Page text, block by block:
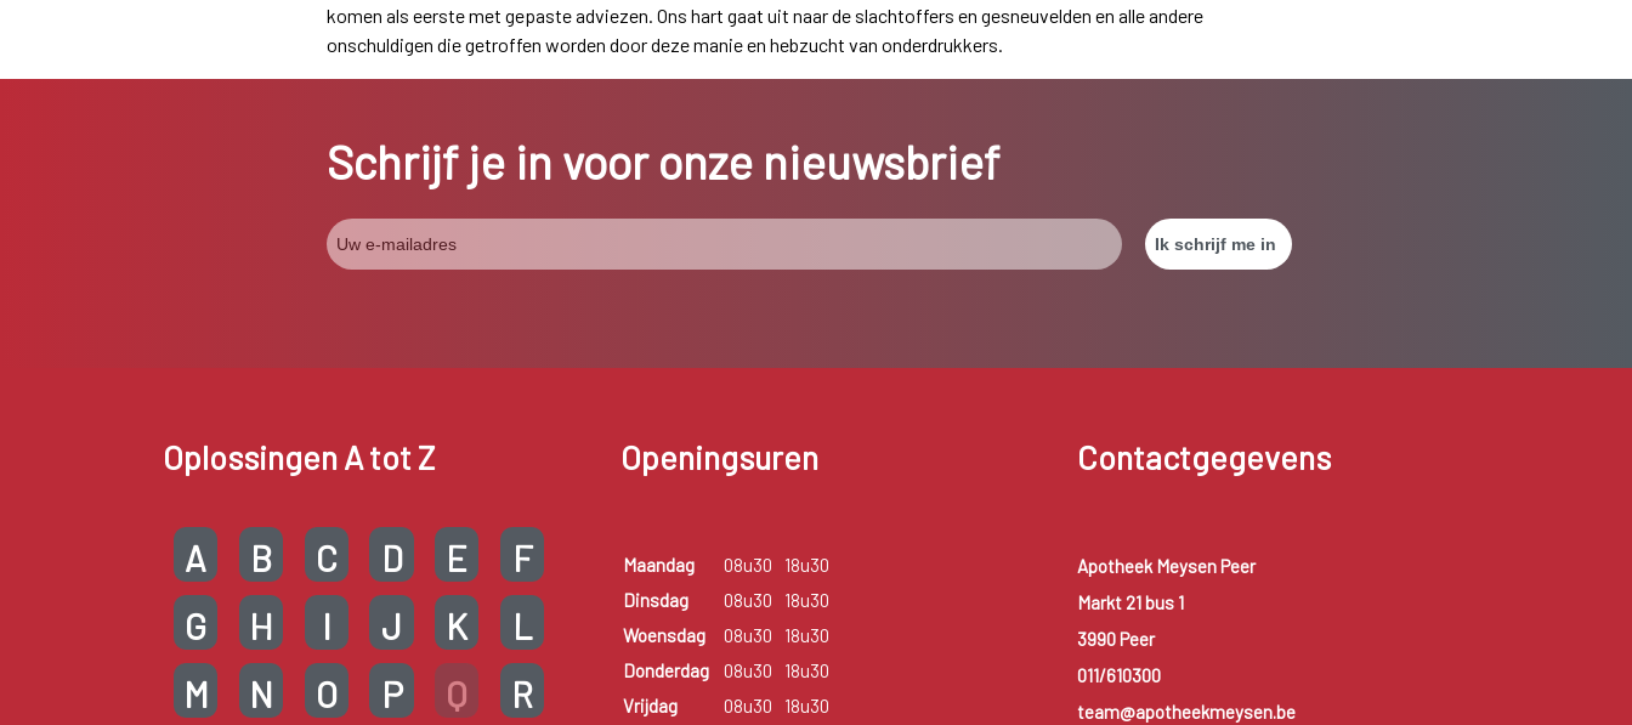
komen als eerste met gepaste adviezen. Ons hart gaat uit naar de slachtoffers en gesneuvelden en alle andere
onschuldigen die getroffen worden door deze manie en hebzucht van onderdrukkers.
Schrijf je in voor onze nieuwsbrief
Oplossingen A tot Z
A B C D E
F
G
H I J K
L
M
N O P Q
R
Openingsuren
Maandag 08u30
18u30
Dinsdag
08u30
18u30
Woensdag
08u30
18u30
Donderdag
08u30
18u30
Vrijdag
08u30
18u30
Contactgegevens
Apotheek Meysen Peer
Markt 21 bus 1
3990 Peer
011/610300
team@apotheekmeysen.be